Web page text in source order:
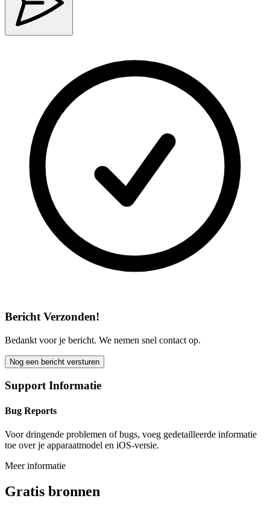
Bericht Verzonden!
Bedankt voor je bericht. We nemen snel contact op.
Nog een bericht versturen
Support Informatie
Bug Reports
Voor dringende problemen of bugs, voeg gedetailleerde informatie
toe over je apparaatmodel en iOS-versie.
Meer informatie
Gratis bronnen